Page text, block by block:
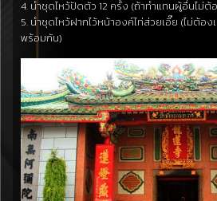
4. นำชุดไหว้ปัดตัว 12 ครั้ง (ถ้าทำแทนผู้อื่นไม่
5. นำชุดไหว้ฝากไว้หน้าองค์ไท่ส่วยเอี๊ย (ไม่ต้อ
พร้อมกัน)